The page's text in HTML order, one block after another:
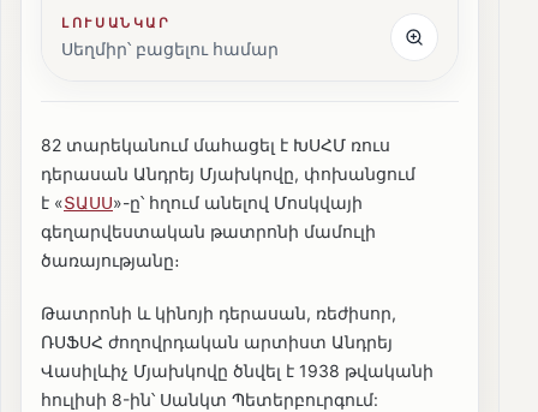
ԼՈՒՍԱՆԿԱՐ
Սեղմիր՝ բացելու համար
82 տարեկանում մահացել է ԽՍՀՄ ռուս
դերասան Անդրեյ Մյախկովը, փոխանցում
է «ՏԱՍՍ»-ը՝ հղում անելով Մոսկվայի
գեղարվեստական թատրոնի մամուլի
ծառայությանը։
Թատրոնի և կինոյի դերասան, ռեժիսոր,
ՌՍՖՍՀ ժողովրդական արտիստ Անդրեյ
Վասիլևիչ Մյախկովը ծնվել է 1938 թվականի
հուլիսի 8-ին՝ Սանկտ Պետերբուրգում: